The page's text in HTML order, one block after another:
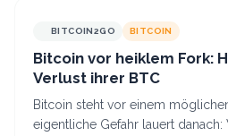
BITCOIN2GO BITCOIN
Bitcoin vor heiklem Fork:
Verlust ihrer BTC
Bitcoin steht vor einem
eigentliche Gefahr lauert